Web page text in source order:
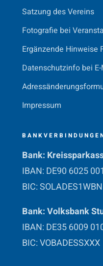
Satzung des Vereins
Fotografie bei
Ergänzende Hinweise
Datenschutzinfo bei
Impressum
Bank:
IBAN: DE90 6025
BIC: SOLADES1WBN
Bank: Volksbank
IBAN: DE35 6009
BIC: VOBADESSXXX